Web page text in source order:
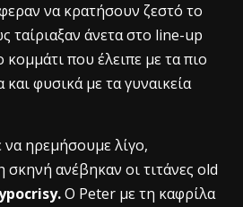
να κρατήσουν ζεστό το
ταίριαξαν άνετα στο line-up
που έλειπε με τα πιο
φυσικά με τα γυναικεία
ηρεμήσουμε λίγο,
σκηνή ανέβηκαν οι τιτάνες old
Ο Peter με τη καφρίλα